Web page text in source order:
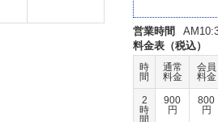
営業時間
料金表（税込）
時
間
通常
料金
会員
料金
2
時
間
900
円
800
円